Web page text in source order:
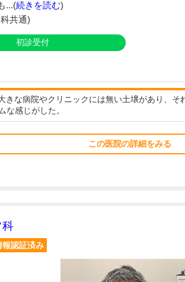
...(続きを読む)
共通)
初診受付
きな病院やクリニックには無い土壌があり、そ
な感じがした。
この医院の詳細をみる
科
報認証済み